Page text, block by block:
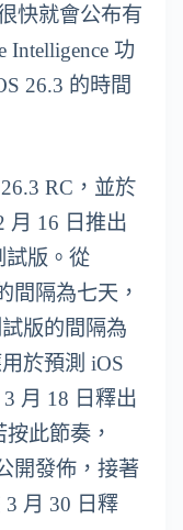
快就會公布有
Intelligence 功
26.3 的時間
RC，並於
月 16 日推出
試版。從
間隔為七天，
版的間隔為
於預測 iOS
月 18 日釋出
按此節奏，
開發佈，接著
月 30 日釋